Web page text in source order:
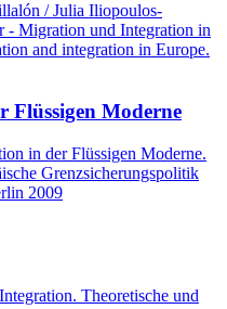
/ Julia Iliopoulos-
- Migration und Integration in
and integration in Europe.
Flüssigen Moderne
in der Flüssigen Moderne.
Grenzsicherungspolitik
2009
Theoretische und